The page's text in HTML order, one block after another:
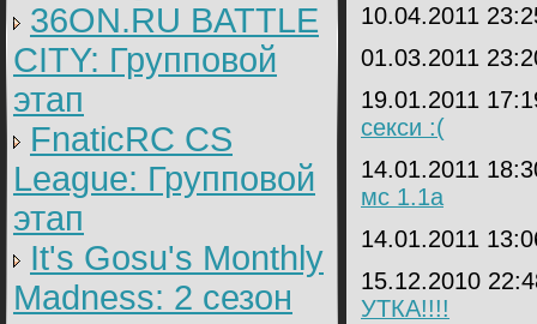
36ON.RU BATTLE
CITY: Групповой
этап
FnaticRC CS
League: Групповой
этап
It's Gosu's Monthly
Madness: 2 сезон
10.04.2011
01.03.2011
19.01.2011
секси :(
14.01.2011
мс 1.1а
14.01.2011
15.12.2010
УТКА!!!!